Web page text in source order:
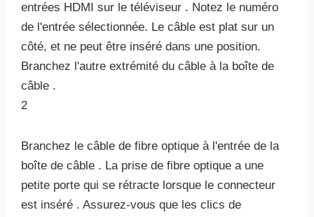
entrées HDMI sur le téléviseur . Notez le numéro
de l'entrée sélectionnée. Le câble est plat sur ​​un
côté, et ne peut être inséré dans une position.
Branchez l'autre extrémité du câble à la boîte de
câble .
2
Branchez le câble de fibre optique à l'entrée de la
boîte de câble . La prise de fibre optique a une
petite porte qui se rétracte lorsque le connecteur
est inséré . Assurez-vous que les clics de